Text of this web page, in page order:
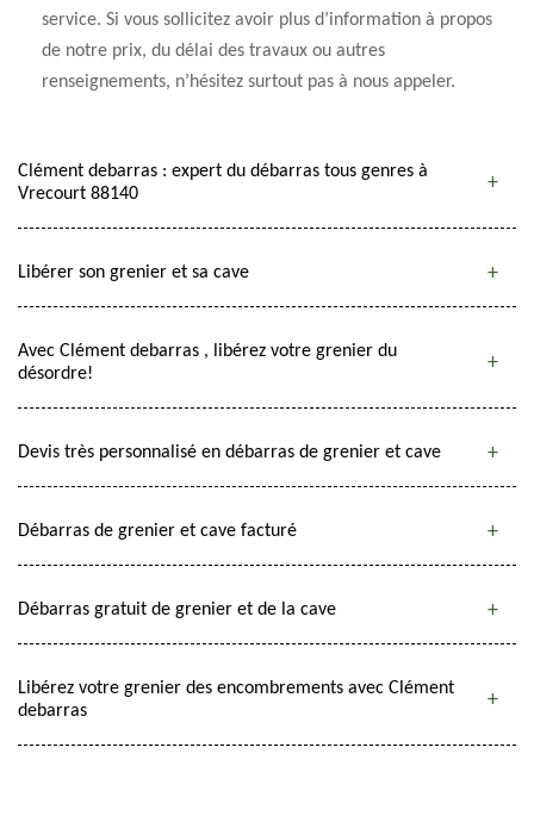
service. Si vous sollicitez avoir plus d’information à propos
de notre prix, du délai des travaux ou autres
renseignements, n’hésitez surtout pas à nous appeler.
Clément debarras : expert du débarras tous genres à
Vrecourt 88140
Libérer son grenier et sa cave
Avec Clément debarras , libérez votre grenier du
désordre!
Devis très personnalisé en débarras de grenier et cave
Débarras de grenier et cave facturé
Débarras gratuit de grenier et de la cave
Libérez votre grenier des encombrements avec Clément
debarras